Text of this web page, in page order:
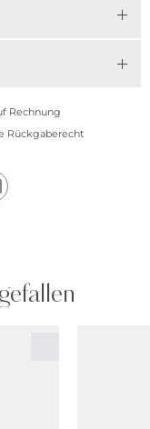
Rechnung
Rückgaberecht